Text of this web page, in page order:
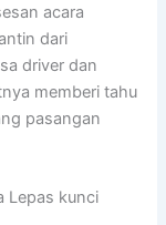
acara
dari
driver dan
memberi tahu
pasangan
Lepas kunci